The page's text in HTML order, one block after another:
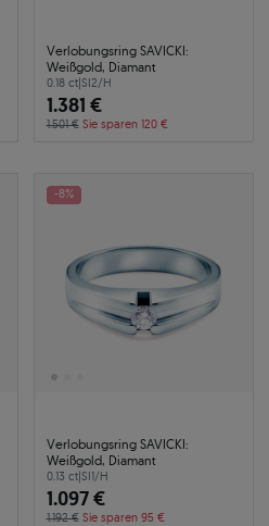
Verlobungsring SAVICKI:
Weißgold, Diamant
0.18 ct|SI2/H
1.381 €
1.501 € Sie sparen 120 €
-8%
Verlobungsring SAVICKI:
Weißgold, Diamant
0.13 ct|SI1/H
1.097 €
1.192 € Sie sparen 95 €